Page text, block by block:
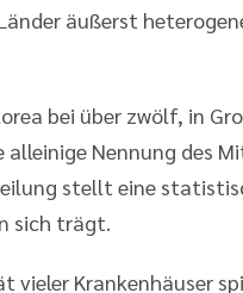
äußerst
bei über zwölf, in
alleinige Nennung des
stellt eine
sich trägt.
vieler Krankenhäuser